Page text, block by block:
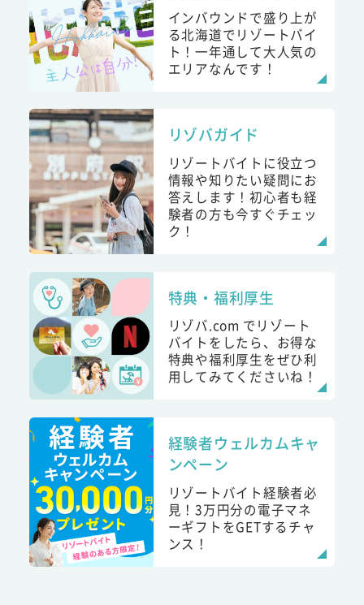
インバウンドで盛り上が
る北海道でリゾートバイ
ト！一年通して大人気の
エリアなんです！
リゾバガイド
リゾートバイトに役立つ
情報や知りたい疑問にお
答えします！初心者も経
験者の方も今すぐチェッ
ク！
特典・福利厚生
リゾバ.com でリゾート
バイトをしたら、お得な
特典や福利厚生をぜひ利
用してみてくださいね！
経験者ウェルカムキャ
ンペーン
リゾートバイト経験者必
見！3万円分の電子マネ
ーギフトをGETするチャ
ンス！